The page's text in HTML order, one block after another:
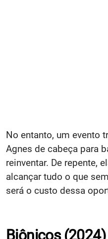
No entanto, um evento
Agnes de cabeça para
reinventar. De repente,
alcançar tudo o que
será o custo dessa
Biônicos (2024)